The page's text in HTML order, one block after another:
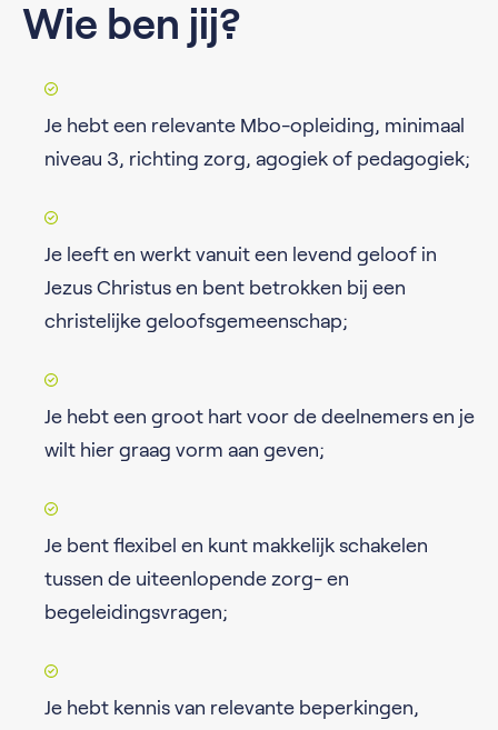
Wie ben jij?
Je hebt een relevante Mbo-opleiding, minimaal
niveau 3, richting zorg, agogiek of pedagogiek;
Je leeft en werkt vanuit een levend geloof in
Jezus Christus en bent betrokken bij een
christelijke geloofsgemeenschap;
Je hebt een groot hart voor de deelnemers en je
wilt hier graag vorm aan geven;
Je bent flexibel en kunt makkelijk schakelen
tussen de uiteenlopende zorg- en
begeleidingsvragen;
Je hebt kennis van relevante beperkingen,